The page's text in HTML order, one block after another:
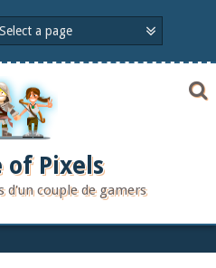
of Pixels
d'un couple de gamers